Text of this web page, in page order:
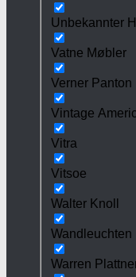
Unbekannter
Vatne Møbler
Verner Panton
Vintage
Vitra
Vitsoe
Walter Knoll
Wandleuchten
Warren